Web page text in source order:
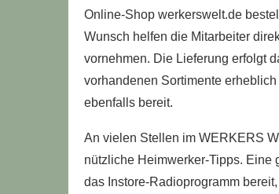
Online-Shop werkerswelt.de
Wunsch helfen die Mitarbeiter
vornehmen. Die Lieferung erfolgt
vorhandenen Sortimente
ebenfalls bereit.
An vielen Stellen im WERKERS
nützliche Heimwerker-Tipps. Eine
das Instore-Radioprogramm